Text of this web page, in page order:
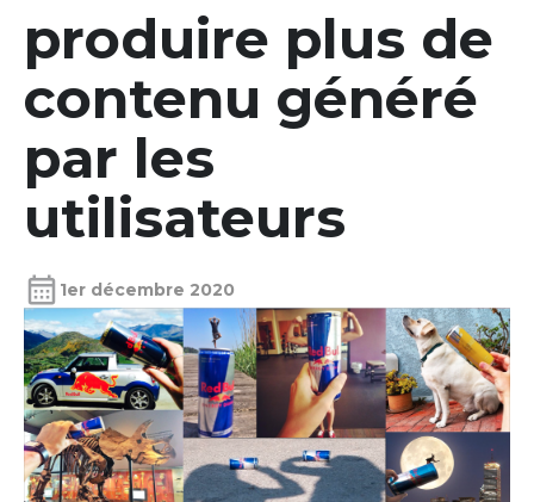
produire plus de
contenu généré
par les
utilisateurs
calendar_month 1er décembre 2020